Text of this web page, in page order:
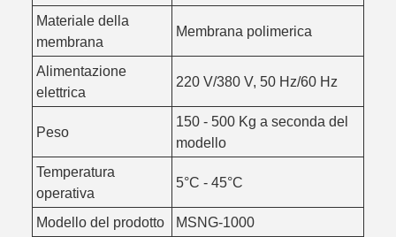
Materiale della
membrana
Membrana polimerica
Alimentazione
elettrica
220 V/380 V, 50 Hz/60 Hz
Peso
150 - 500 Kg a seconda del
modello
Temperatura
operativa
5°C - 45°C
Modello del prodotto
MSNG-1000